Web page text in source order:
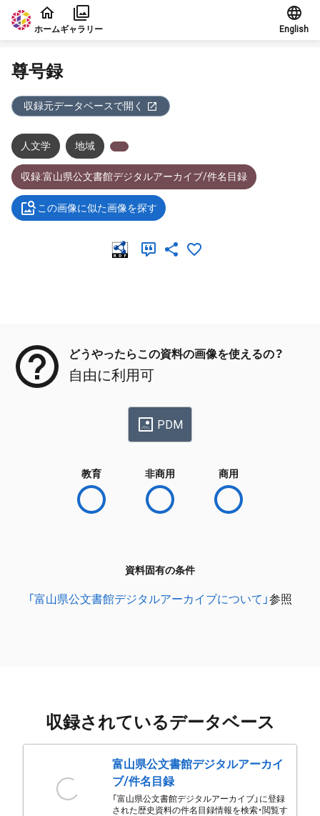
本文に飛ぶ
ホームギャラリー English
尊号録
収録元データベースで開く
人文学 地域
収録:富山県公文書館デジタルアーカイブ/件名目録
この画像に似た画像を探す
どうやったらこの資料の画像を使えるの？
自由に利用可
PDM
教育 非商用 商用
資料固有の条件
「富山県公文書館デジタルアーカイブについて」参照
収録されているデータベース
富山県公文書館デジタルアーカイ
ブ/件名目録
「富山県公文書館デジタルアーカイブ」に登録
された歴史資料の件名目録情報を検索・閲覧す